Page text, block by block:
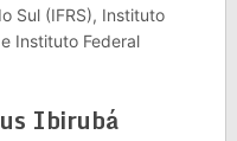
Sul (IFRS), Instituto
Instituto Federal
Ibirubá